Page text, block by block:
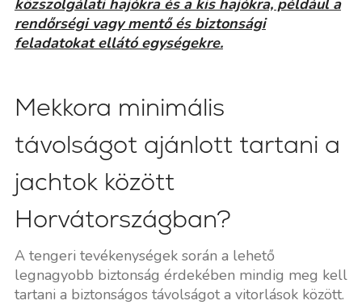
rendőrségi vagy mentő és biztonsági
feladatokat ellátó egységekre.
Mekkora minimális
távolságot ajánlott tartani a
jachtok között
Horvátországban?
A tengeri tevékenységek során a lehető
legnagyobb biztonság érdekében mindig meg kell
tartani a biztonságos távolságot a vitorlások között.